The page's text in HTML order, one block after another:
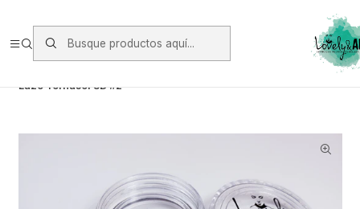
https://www.starken.cl/
Lazo Tornasol 3D #2